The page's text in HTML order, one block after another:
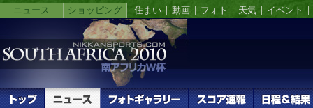
ニュース ショッピング 住まい 動画 フォト 天気 イベント